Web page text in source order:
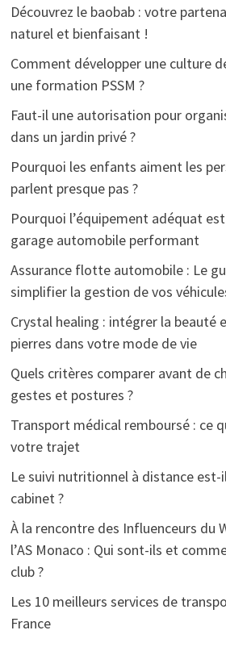
Découvrez le baobab : votre
naturel et bienfaisant !
Comment développer une culture
une formation PSSM ?
Faut-il une autorisation pour
dans un jardin privé ?
Pourquoi les enfants aiment les
parlent presque pas ?
Pourquoi l’équipement adéquat
garage automobile performant
Assurance flotte automobile : Le
simplifier la gestion de vos
Crystal healing : intégrer la beauté
pierres dans votre mode de vie
Quels critères comparer avant de
gestes et postures ?
Transport médical remboursé : ce
votre trajet
Le suivi nutritionnel à distance est-
cabinet ?
À la rencontre des Influenceurs du
l’AS Monaco : Qui sont-ils et
club ?
Les 10 meilleurs services de
France